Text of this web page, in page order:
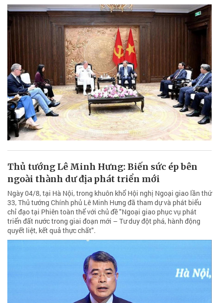
Thủ tướng Lê Minh Hưng: Biến sức ép bên
ngoài thành dư địa phát triển mới
Ngày 04/8, tại Hà Nội, trong khuôn khổ Hội nghị Ngoại giao lần thứ
33, Thủ tướng Chính phủ Lê Minh Hưng đã tham dự và phát biểu
chỉ đạo tại Phiên toàn thể với chủ đề "Ngoại giao phục vụ phát
triển đất nước trong giai đoạn mới – Tư duy đột phá, hành động
quyết liệt, kết quả thực chất".